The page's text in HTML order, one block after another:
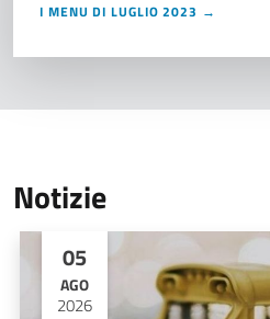
I MENU DI LUGLIO 2023 →
Notizie
05
AGO
2026